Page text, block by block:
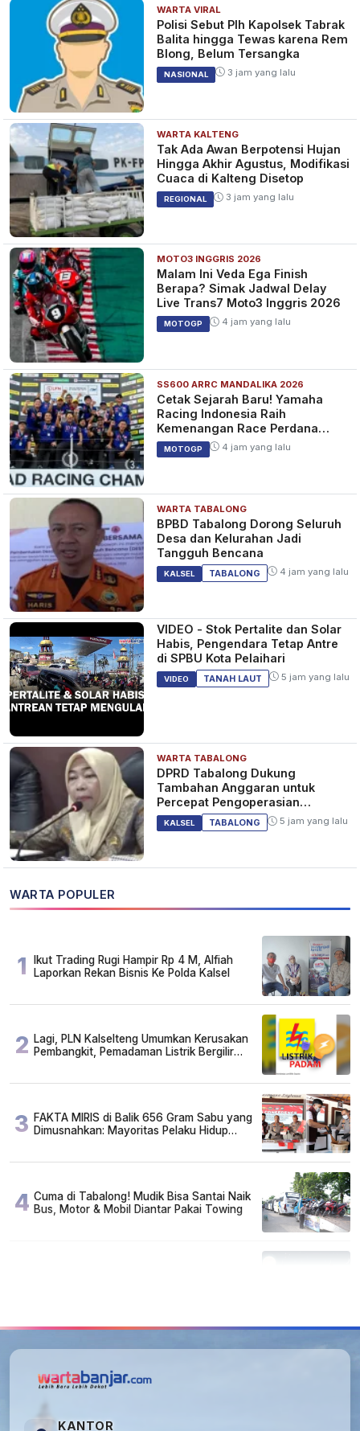
WARTA VIRAL
Polisi Sebut Plh Kapolsek Tabrak
Balita hingga Tewas karena Rem
Blong, Belum Tersangka
NASIONAL 3 jam yang lalu
WARTA KALTENG
Tak Ada Awan Berpotensi Hujan
Hingga Akhir Agustus, Modifikasi
Cuaca di Kalteng Disetop
REGIONAL 3 jam yang lalu
MOTO3 INGGRIS 2026
Malam Ini Veda Ega Finish
Berapa? Simak Jadwal Delay
Live Trans7 Moto3 Inggris 2026
MOTOGP 4 jam yang lalu
SS600 ARRC MANDALIKA 2026
Cetak Sejarah Baru! Yamaha
Racing Indonesia Raih
Kemenangan Race Perdana
SS600 ARRC
MOTOGP 4 jam yang lalu
WARTA TABALONG
BPBD Tabalong Dorong Seluruh
Desa dan Kelurahan Jadi
Tangguh Bencana
KALSEL TABALONG 4 jam yang lalu
VIDEO - Stok Pertalite dan Solar
Habis, Pengendara Tetap Antre
di SPBU Kota Pelaihari
VIDEO TANAH LAUT 5 jam yang lalu
WARTA TABALONG
DPRD Tabalong Dukung
Tambahan Anggaran untuk
Percepat Pengoperasian
Bandara Warukin
KALSEL TABALONG 5 jam yang lalu
WARTA POPULER
1
Ikut Trading Rugi Hampir Rp 4 M, Alfiah
Laporkan Rekan Bisnis Ke Polda Kalsel
2 Lagi, PLN Kalselteng Umumkan Kerusakan
Pembangkit, Pemadaman Listrik Bergilir
3 FAKTA MIRIS di Balik 656 Gram Sabu yang
Dimusnahkan: Mayoritas Pelaku Hidup
4 Cuma di Tabalong! Mudik Bisa Santai Naik
Bus, Motor & Mobil Diantar Pakai Towing
KANTOR